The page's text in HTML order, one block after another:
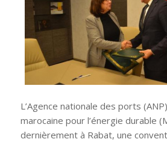
L’Agence nationale des ports
marocaine pour l’énergie durable
dernièrement à Rabat, une